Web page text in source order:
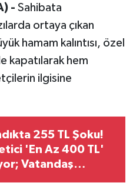
- Sahibata
ortaya çıkan
hamam kalıntısı, özel
kapatılarak hem
ilgisine
255 TL Şoku!
'En Az 400 TL'
Vatandaş